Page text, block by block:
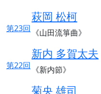
第23回
萩岡 松柯
《山田流箏曲》
第22回
新内 多賀太夫
《新内節》
菊央 雄司